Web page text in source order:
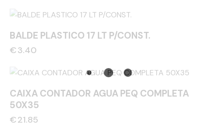
BALDE PLASTICO 17 LT P/CONST.
€3.40
CAIXA CONTADOR AGUA PEQ COMPLETA
50X35
€21.85